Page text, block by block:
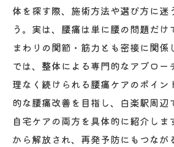
体を探す際、施術方法や選び方に迷
う。実は、腰痛は単に腰の問題だけ
まわりの関節・筋力とも密接に関係
では、整体による専門的なアプロー
理なく続けられる腰痛ケアのポイン
的な腰痛改善を目指し、白楽駅周辺
自宅ケアの両方を具体的に紹介しま
から解放され、再発予防にもつなが